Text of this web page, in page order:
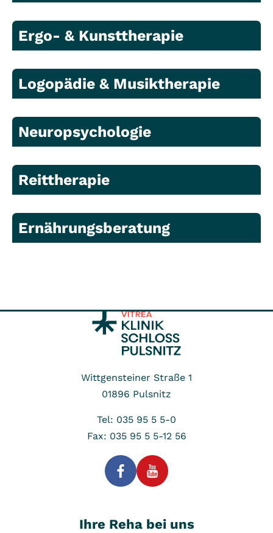
Ergo- & Kunsttherapie
Logopädie & Musiktherapie
Neuropsychologie
Reittherapie
Ernährungsberatung
Wittgensteiner Straße 1
01896 Pulsnitz
Tel: 035 95 5 5-0
Fax: 035 95 5 5-12 56
Ihre Reha bei uns